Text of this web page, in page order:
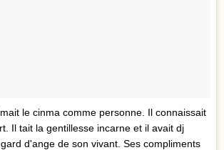
le cinma comme personne. Il connaissait
Il tait la gentillesse incarne et il avait dj
d'ange de son vivant. Ses compliments